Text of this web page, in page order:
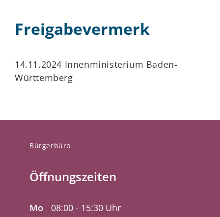
Freigabevermerk
14.11.2024 Innenministerium Baden-
Württemberg
Bürgerbüro
Öffnungszeiten
Mo
08:00 - 15:30 Uhr